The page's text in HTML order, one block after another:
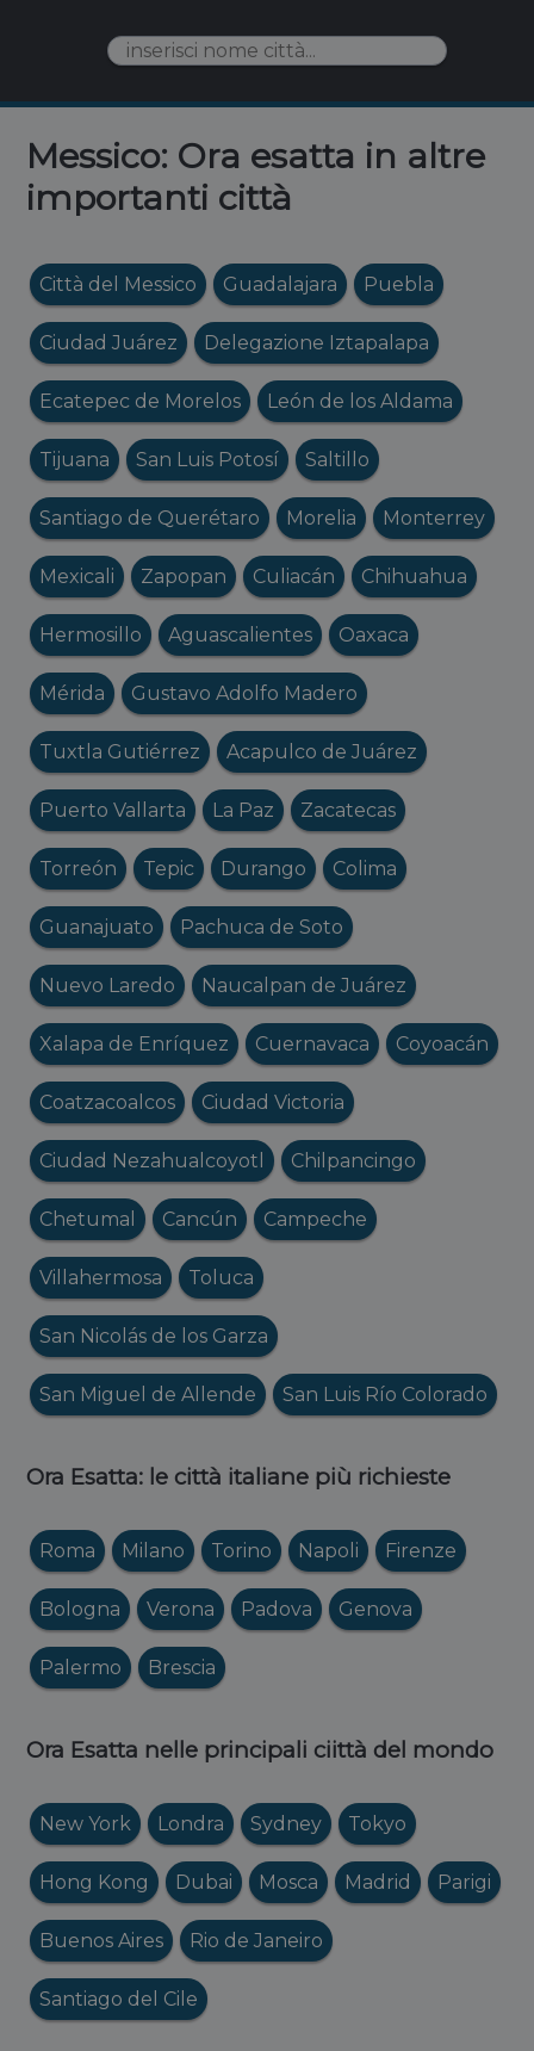
Messico: Ora esatta in altre
importanti città
Città del Messico Guadalajara Puebla
Ciudad Juárez Delegazione Iztapalapa
Ecatepec de Morelos León de los Aldama
Tijuana San Luis Potosí Saltillo
Santiago de Querétaro Morelia Monterrey
Mexicali Zapopan Culiacán Chihuahua
Hermosillo Aguascalientes Oaxaca
Mérida Gustavo Adolfo Madero
Tuxtla Gutiérrez Acapulco de Juárez
Puerto Vallarta La Paz Zacatecas
Torreón Tepic Durango Colima
Guanajuato Pachuca de Soto
Nuevo Laredo Naucalpan de Juárez
Xalapa de Enríquez Cuernavaca Coyoacán
Coatzacoalcos Ciudad Victoria
Ciudad Nezahualcoyotl Chilpancingo
Chetumal Cancún Campeche
Villahermosa Toluca
San Nicolás de los Garza
San Miguel de Allende San Luis Río Colorado
Ora Esatta: le città italiane più richieste
Roma Milano Torino Napoli Firenze
Bologna Verona Padova Genova
Palermo Brescia
Ora Esatta nelle principali ciittà del mondo
New York Londra Sydney Tokyo
Hong Kong Dubai Mosca Madrid Parigi
Buenos Aires Rio de Janeiro
Santiago del Cile